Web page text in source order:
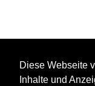
Diese Webseite
Inhalte und